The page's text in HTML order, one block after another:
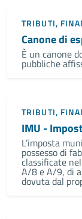
TRIBUTI,
Canone di
È un canone
pubbliche
TRIBUTI,
IMU -
L’imposta
possesso di
classificate
A/8 e A/9, di
dovuta dal